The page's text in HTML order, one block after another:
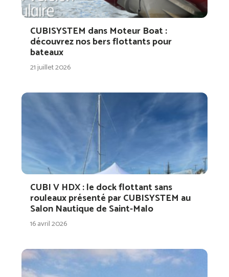
CUBISYSTEM dans Moteur Boat :
découvrez nos bers flottants pour
bateaux
21 juillet 2026
CUBI V HDX : le dock flottant sans
rouleaux présenté par CUBISYSTEM au
Salon Nautique de Saint-Malo
16 avril 2026